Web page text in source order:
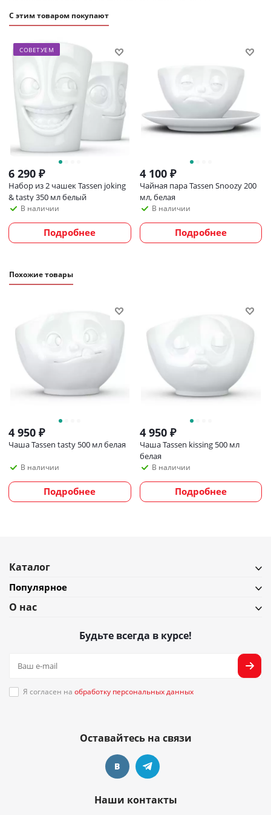
дома.
С этим товаром покупают
СОВЕТУЕМ
6 290 ₽
Набор из 2 чашек Tassen joking
& tasty 350 мл белый
В наличии
Подробнее
4 100₽
Чайная пара Tassen Snoozy 200
мл, белая
В наличии
Подробнее
Похожие товары
4 950 ₽
Чаша Tassen tasty 500 мл белая
В наличии
Подробнее
4 950₽
Чаша Tassen kissing 500 мл
белая
В наличии
Подробнее
Каталог
Популярное
О нас
Будьте всегда в курсе!
Я согласен на обработку персональных данных
Оставайтесь на связи
Наши контакты